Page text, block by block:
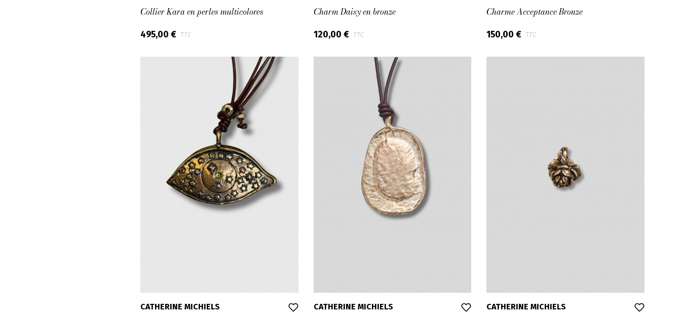
Collier Kara en perles multicolores
495,00 € TTC
Charm Daisy en bronze
120,00 € TTC
Charme Acceptance Bronze
150,00 € TTC
CATHERINE MICHIELS CATHERINE MICHIELS CATHERINE MICHIELS